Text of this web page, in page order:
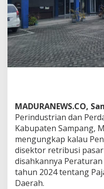
MADURANEWS.CO,
Perindustrian dan
Kabupaten Sampang,
mengungkap kalau
disektor retribusi
disahkannya
tahun 2024 tentang
Daerah.